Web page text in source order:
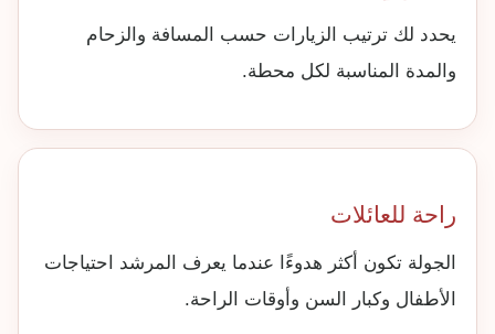
يحدد لك ترتيب الزيارات حسب المسافة والزحام
والمدة المناسبة لكل محطة.
راحة للعائلات
الجولة تكون أكثر هدوءًا عندما يعرف المرشد احتياجات
الأطفال وكبار السن وأوقات الراحة.